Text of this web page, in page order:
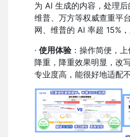
为 AI 生成的内容，处理后
维普、万方等权威查重平
网、维普的 AI 率超 15%，
· 使用体验：操作简便，
降重，降重效果明显，改
专业度高，能很好地适配